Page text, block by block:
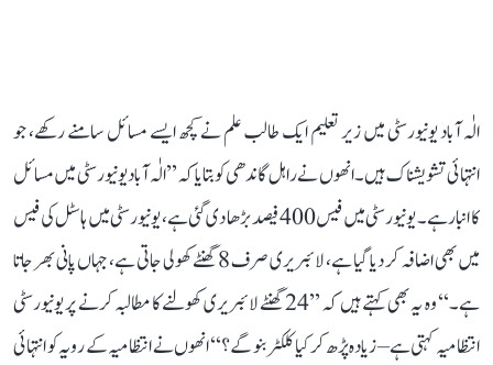
الٰہ آباد یونیورسٹی میں زیر تعلیم ایک طالب علم نے کچھ ایسے مسائل سامنے رکھے، جو
انتہائی تشویشناک ہیں۔ انھوں نے راہل گاندھی کو بتایا کہ ’’الٰہ آباد یونیورسٹی میں مسائل
کا انبار ہے۔ یونیورسٹی میں فیس 400 فیصد بڑھا دی گئی ہے، یونیورسٹی میں ہاسٹل کی فیس
میں بھی اضافہ کر دیا گیا ہے، لائبریری صرف 8 گھنٹے کھولی جاتی ہے، جہاں پانی بھر جاتا
ہے۔‘‘ وہ یہ بھی کہتے ہیں کہ ’’24 گھنٹے لائبریری کھولنے کا مطالبہ کرنے پر یونیورسٹی
انتظامیہ کہتی ہے– زیادہ پڑھ کر کیا کلکٹر بنو گے؟‘‘ انھوں نے انتظامیہ کے رویہ کو انتہائی